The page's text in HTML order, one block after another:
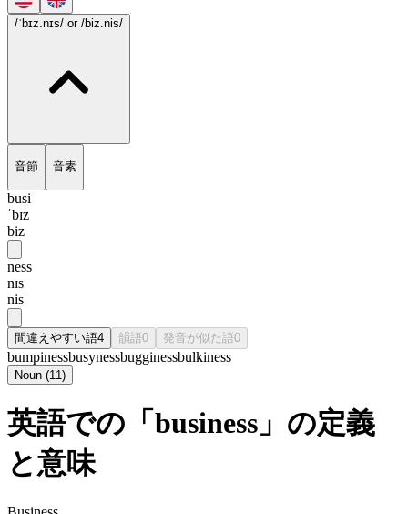
/ˈbɪz.nɪs/ or /biz.nis/
音節 音素
busi
ˈbɪz
biz
ness
nɪs
nis
間違えやすい語4 韻語0 発音が似た語0
bumpinessbusynessbugginessbulkiness
Noun (11)
英語での「business」の定義
と意味